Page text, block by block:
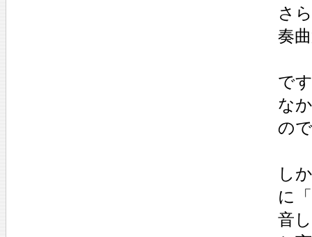
さ
奏
で
な
の
し
に
音